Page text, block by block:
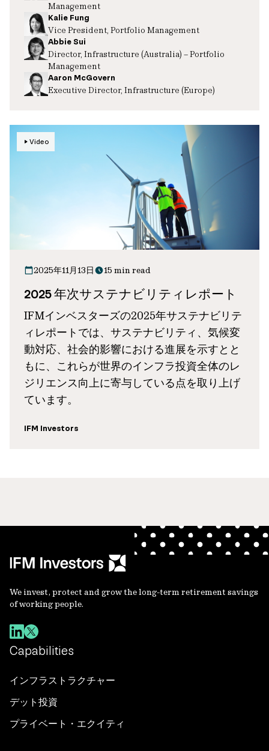
Management
Kalie Fung
Vice President, Portfolio Management
Abbie Sui
Director, Infrastructure (Australia) – Portfolio
Management
Aaron McGovern
Executive Director, Infrastructure (Europe)
Video
2025年11月13日 15 min read
2025 年次サステナビリティレポート
IFMインベスターズの2025年サステナビリテ
ィレポートでは、サステナビリティ、気候変
動対応、社会的影響における進展を示すとと
もに、これらが世界のインフラ投資全体のレ
ジリエンス向上に寄与している点を取り上げ
ています。
IFM Investors
We invest, protect and grow the long-term retirement savings
of working people.
Capabilities
インフラストラクチャー
デット投資
プライベート・エクイティ